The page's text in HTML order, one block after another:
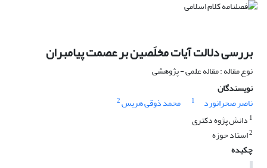
بررسی دلالت آیات مخلَصین بر عصمت پیامبران
نوع مقاله : مقاله علمی - پژوهشی
نویسندگان
ناصر صحرانورد
1 محمد ذوقی هریس2
1 دانش پژوه دکتری
2استاد حوزه
چکیده